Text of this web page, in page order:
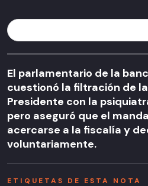
El parlamentario de la
cuestionó la filtración de
Presidente con la
pero aseguró que el
acercarse a la fiscalía y
voluntariamente.
ETIQUETAS DE ESTA NOTA